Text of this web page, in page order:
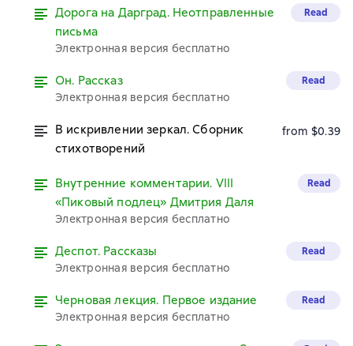
Дорога на Дарград. Неотправленные
письма
Электронная версия бесплатно
Read
Он. Рассказ
Электронная версия бесплатно
Read
В искривлении зеркал. Сборник
стихотворений
from $0.39
Внутренние комментарии. VIII
«Пиковый подлец» Дмитрия Даля
Электронная версия бесплатно
Read
Деспот. Рассказы
Электронная версия бесплатно
Read
Черновая лекция. Первое издание
Электронная версия бесплатно
Read